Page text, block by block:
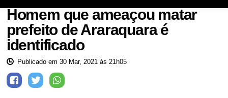
Homem que ameaçou matar
prefeito de Araraquara é
identificado
Publicado em 30 Mar, 2021 às 21h05